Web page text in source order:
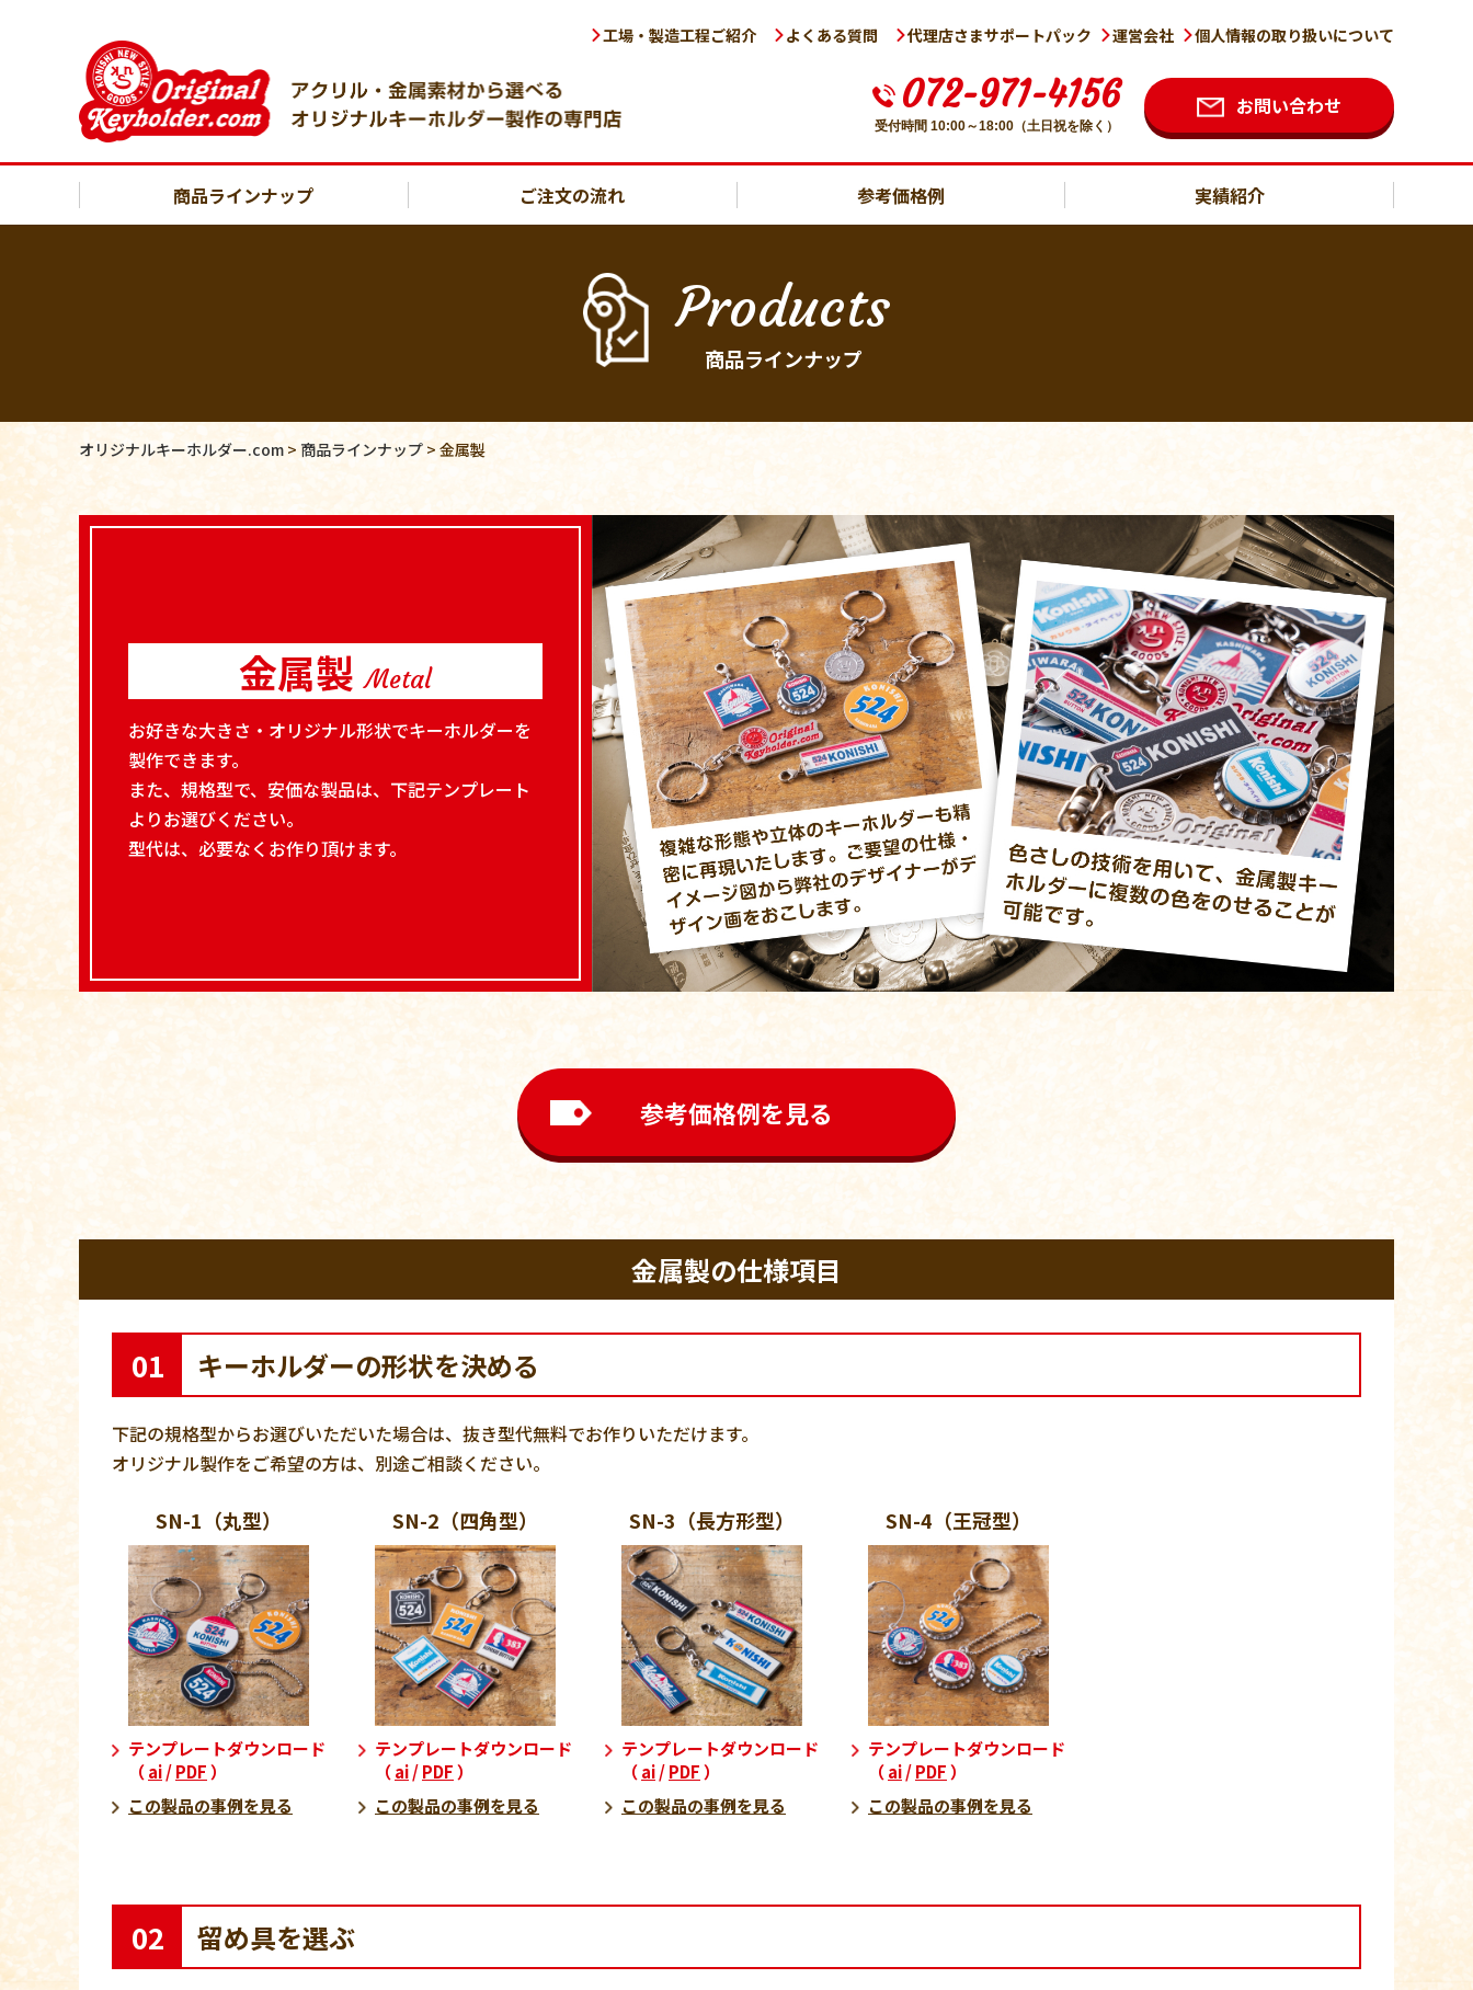
商品ラインナップ ご注文の流れ 参考価格例 実績紹介
工場・製造工程ご紹介 よくある質問 代理店さまサポートパック 運営会社 個人情報の取り扱いについて
072-971-4156
受付時間 10:00～18:00（土日祝を除く）
お問い合わせ
Products
商品ラインナップ
オリジナルキーホルダー.com > 商品ラインナップ > 金属製
金属製 Metal
お好きな大きさ・オリジナル形状でキーホルダーを
製作できます。
また、規格型で、安価な製品は、下記テンプレート
よりお選びください。
型代は、必要なくお作り頂けます。
参考価格例を見る
金属製の仕様項目
01 キーホルダーの形状を決める
下記の規格型からお選びいただいた場合は、抜き型代無料でお作りいただけます。
オリジナル製作をご希望の方は、別途ご相談ください。
SN-1（丸型）
テンプレートダウンロード
（ai/PDF）
この製品の事例を見る
SN-2（四角型）
テンプレートダウンロード
（ai/PDF）
この製品の事例を見る
SN-3（長方形型）
テンプレートダウンロード
（ai/PDF）
この製品の事例を見る
SN-4（王冠型）
テンプレートダウンロード
（ai/PDF）
この製品の事例を見る
02 留め具を選ぶ